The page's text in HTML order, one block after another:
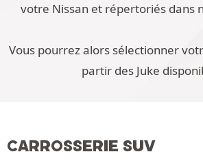
votre Nissan et répertoriés dans
Vous pourrez alors sélectionner
partir des Juke
CARROSSERIE SUV